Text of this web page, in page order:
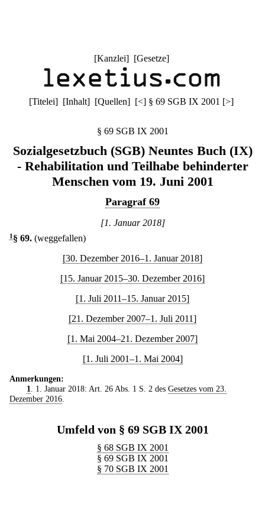
[Kanzlei] [Gesetze]
[Titelei] [Inhalt] [Quellen] [<] § 69 SGB IX 2001 [>]
§ 69 SGB IX 2001
Sozialgesetzbuch (SGB) Neuntes Buch (IX)
- Rehabilitation und Teilhabe behinderter
Menschen vom 19. Juni 2001
Paragraf 69
[1. Januar 2018]
1 § 69. (weggefallen)
[30. Dezember 2016–1. Januar 2018]
[15. Januar 2015–30. Dezember 2016]
[1. Juli 2011–15. Januar 2015]
[21. Dezember 2007–1. Juli 2011]
[1. Mai 2004–21. Dezember 2007]
[1. Juli 2001–1. Mai 2004]
Anmerkungen:
1
. 1. Januar 2018: Art. 26 Abs. 1 S. 2 des Gesetzes vom 23.
Dezember 2016
Umfeld von § 69 SGB IX 2001
§ 68 SGB IX 2001
§ 69 SGB IX 2001
§ 70 SGB IX 2001